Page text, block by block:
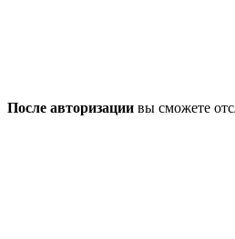
После авторизации вы сможете